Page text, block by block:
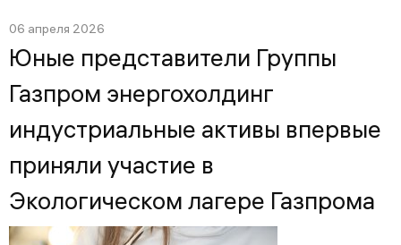
06 апреля 2026
Юные представители Группы
Газпром энергохолдинг
индустриальные активы впервые
приняли участие в
Экологическом лагере Газпрома